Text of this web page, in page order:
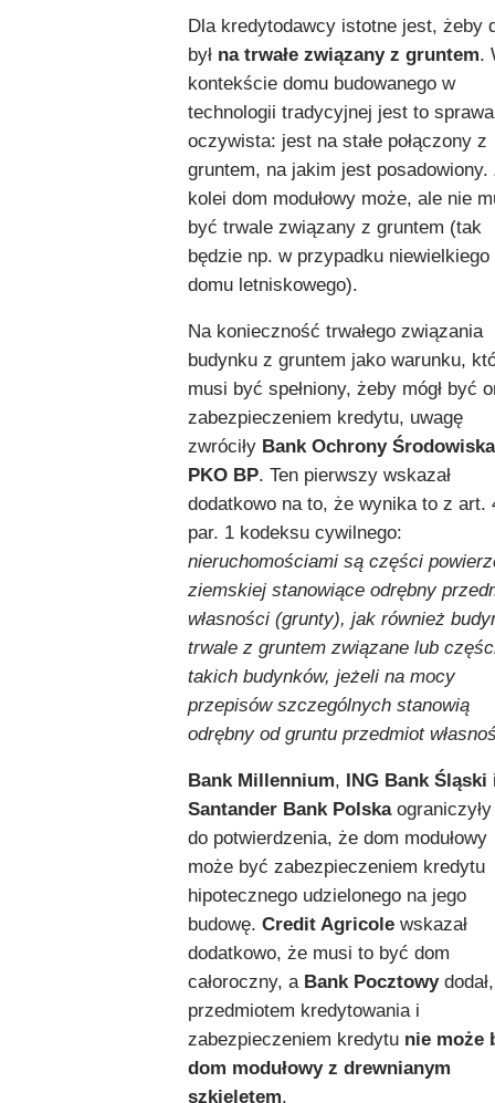
Dla kredytodawcy istotne jest, żeby
był na trwałe związany z gruntem.
kontekście domu budowanego w
technologii tradycyjnej jest to sprawa
oczywista: jest na stałe połączony z
gruntem, na jakim jest posadowiony.
kolei dom modułowy może, ale nie
być trwale związany z gruntem (tak
będzie np. w przypadku niewielkiego
domu letniskowego).
Na konieczność trwałego związania
budynku z gruntem jako warunku,
musi być spełniony, żeby mógł być
zabezpieczeniem kredytu, uwagę
zwróciły Bank Ochrony Środowiska
PKO BP. Ten pierwszy wskazał
dodatkowo na to, że wynika to z art.
par. 1 kodeksu cywilnego:
nieruchomościami są części
ziemskiej stanowiące odrębny
własności (grunty), jak również
trwale z gruntem związane lub
takich budynków, jeżeli na mocy
przepisów szczególnych stanowią
odrębny od gruntu przedmiot
Bank Millennium, ING Bank Śląski
Santander Bank Polska
do potwierdzenia, że dom modułowy
może być zabezpieczeniem kredytu
hipotecznego udzielonego na jego
budowę. Credit Agricole wskazał
dodatkowo, że musi to być dom
całoroczny, a Bank Pocztowy
przedmiotem kredytowania i
zabezpieczeniem kredytu nie może
dom modułowy z drewnianym
szkieletem.